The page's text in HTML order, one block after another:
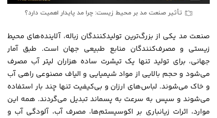
تأثیر صنعت مد بر محیط زیست: چرا مد پایدار اهمیت دارد؟
صنعت مد یکی از بزرگ‌ترین تولیدکنندگان زباله، آلاینده‌های محیط
زیستی و مصرف‌کنندگان منابع طبیعی جهان است. طبق آمار
جهانی، برای تولید تنها یک تیشرت ساده هزاران لیتر آب مصرف
می‌شود و حجم بالایی از مواد شیمیایی و الیاف مصنوعی راهی آب
و خاک می‌شوند. لباس‌های ارزان و بی‌کیفیت تنها چند بار استفاده
می‌شوند و سپس به سرعت به پسماند تبدیل می‌گردند. همه این
موارد، اثرات زیانباری بر اکوسیستم‌ها، مصرف آب، آلودگی آب و